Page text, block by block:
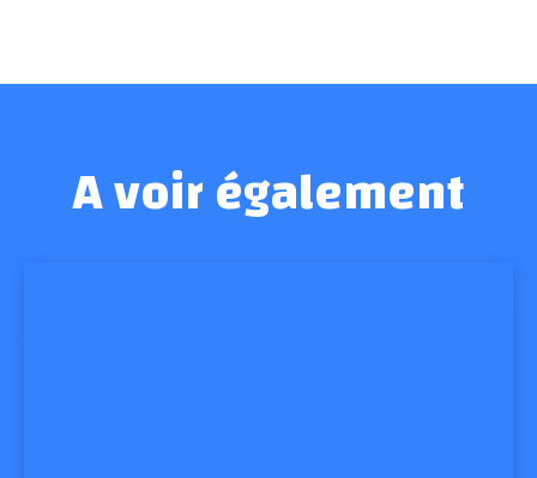
A voir également